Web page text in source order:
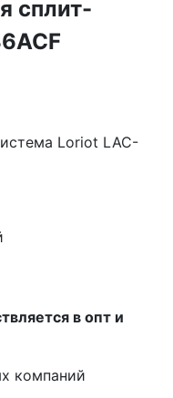
сплит-
в опт и
компаний